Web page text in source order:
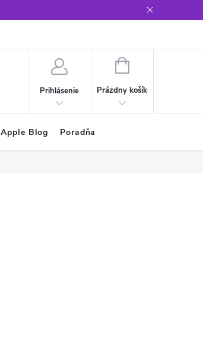
Prihlásenie
NÁKUPNÝ
Prázdny košík
Apple Blog Poradňa